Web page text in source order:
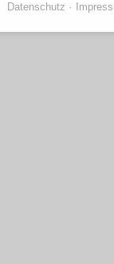
Datenschutz